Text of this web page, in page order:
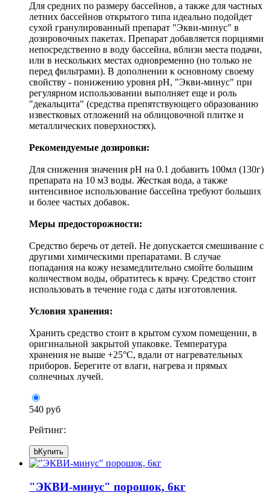
Для средних по размеру бассейнов, а также для частных
летних бассейнов открытого типа идеально подойдет
сухой гранулированный препарат "Экви-минус" в
дозировочных пакетах. Препарат добавляется порциями
непосредственно в воду бассейна, вблизи места подачи,
или в нескольких местах одновременно (но только не
перед фильтрами). В дополнении к основному своему
свойству - понижению уровня рН, "Экви-минус" при
регулярном использовании выполняет еще и роль
"декальцита" (средства препятствующего образованию
известковых отложений на облицовочной плитке и
металлических поверхностях).
Рекомендуемые дозировки:
Для снижения значения рН на 0.1 добавить 100мл (130г)
препарата на 10 м3 воды. Жесткая вода, а также
интенсивное использование бассейна требуют больших
и более частых добавок.
Меры предосторожности:
Средство беречь от детей. Не допускается смешивание с
другими химическими препаратами. В случае
попадания на кожу незамедлительно смойте большим
количеством воды, обратитесь к врачу. Средство стоит
использовать в течение года с даты изготовления.
Условия хранения:
Хранить средство стоит в крытом сухом помещении, в
оригинальной закрытой упаковке. Температура
хранения не выше +25°С, вдали от нагревательных
приборов. Берегите от влаги, нагрева и прямых
солнечных лучей.
540 руб
Рейтинг:
bКупить
"ЭКВИ-минус" порошок, 6кг